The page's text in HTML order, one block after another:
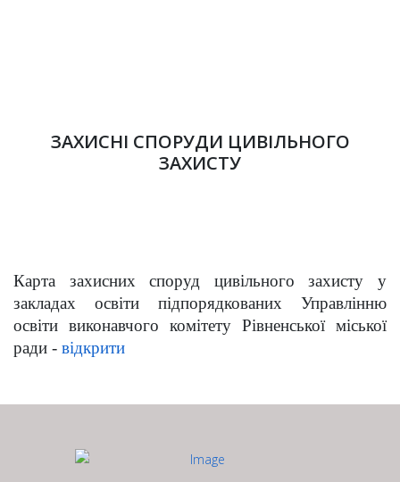
ЗАХИСНІ СПОРУДИ ЦИВІЛЬНОГО
ЗАХИСТУ
Карта захисних споруд цивільного захисту у
закладах освіти підпорядкованих Управлінню
освіти виконавчого комітету Рівненської міської
ради - відкрити